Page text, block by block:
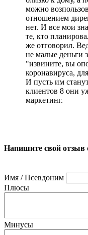
можно
отношением
нет. И все мои
те, кто
же отговорил.
не малые деньги
"извините, вы
коронавируса,
И пусть им
клиентов 8 они
маркетинг.
Напишите свой отзыв
Имя / Псевдоним
Плюсы
Минусы